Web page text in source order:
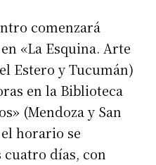
comenzará
«La Esquina. Arte
Estero y Tucumán)
en la Biblioteca
(Mendoza y San
horario se
días, con